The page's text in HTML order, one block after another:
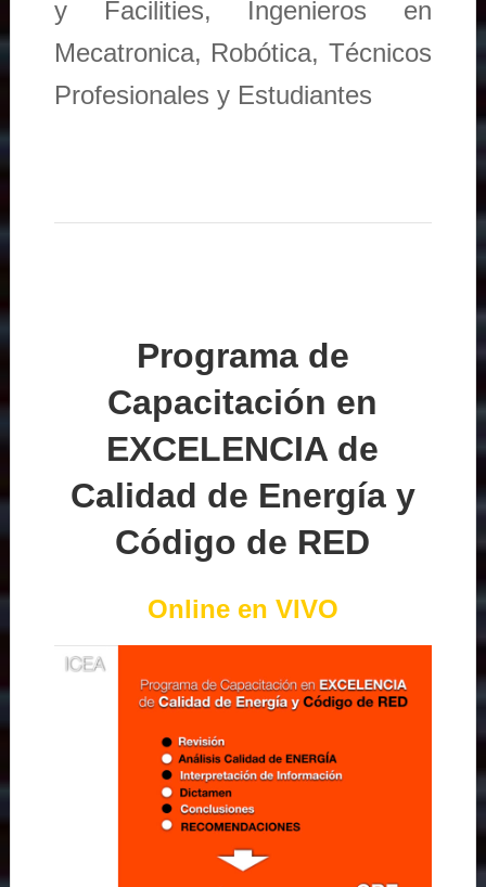
y Facilities, Ingenieros en
Mecatronica, Robótica, Técnicos
Profesionales y Estudiantes
Programa de
Capacitación en
EXCELENCIA de
Calidad de Energía y
Código de RED
Online en VIVO